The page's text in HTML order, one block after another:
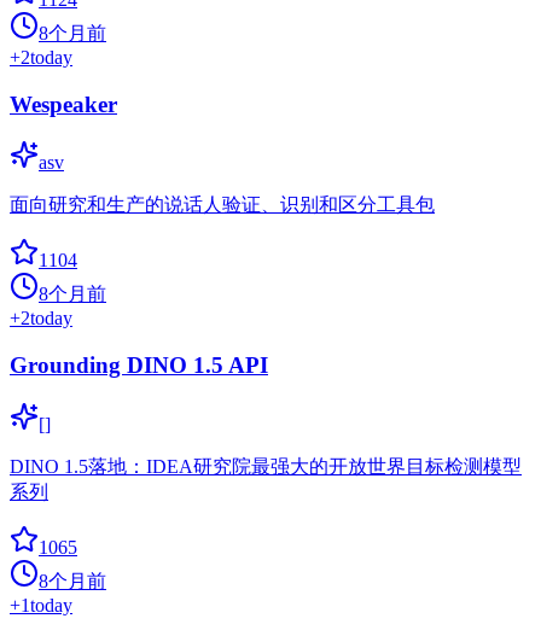
8个月前
+2today
Wespeaker
asv
面向研究和生产的说话人验证、识别和区分工具包
1104
8个月前
+2today
Grounding DINO 1.5 API
[]
DINO 1.5落地：IDEA研究院最强大的开放世界目标检测模型
系列
1065
8个月前
+1today